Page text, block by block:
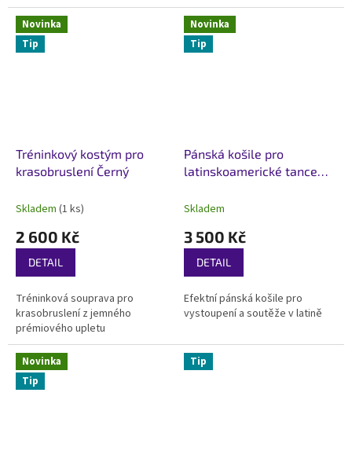
Novinka
Tip
Tréninkový kostým pro
krasobruslení Černý
Skladem (1 ks)
2 600 Kč
DETAIL
Tréninková souprava pro
krasobruslení z jemného
prémiového upletu
Novinka
Tip
Pánská košile pro
latinskoamerické tance
Skladem
3 500 Kč
DETAIL
Efektní pánská košile pro
vystoupení a soutěže v latině
Novinka
Tip
Tip